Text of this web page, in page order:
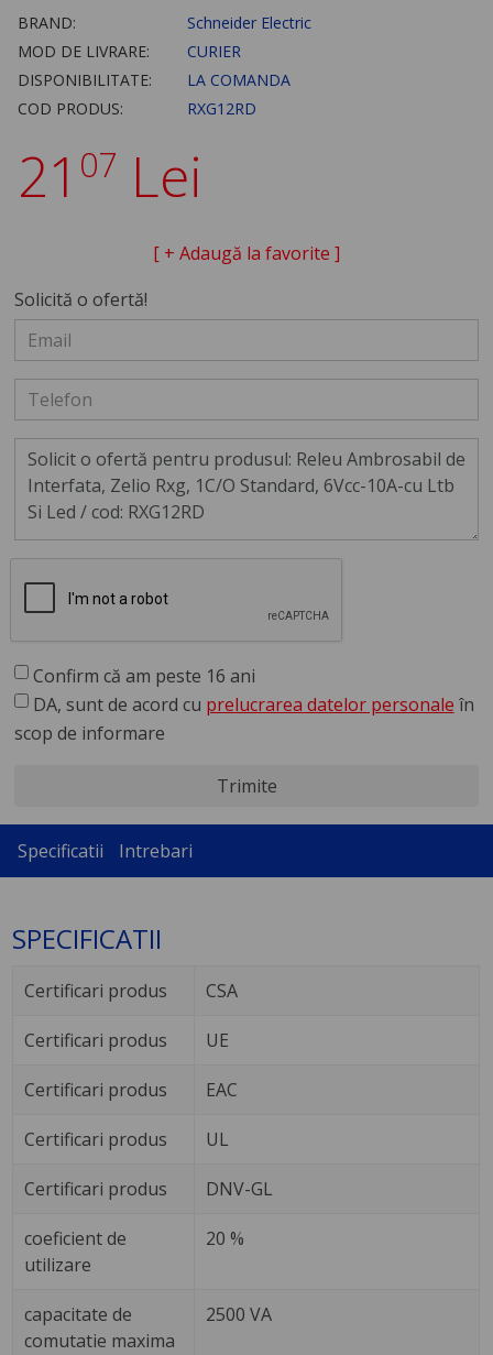
BRAND:
Schneider Electric
MOD DE LIVRARE:
CURIER
DISPONIBILITATE:
LA COMANDA
COD PRODUS:
RXG12RD
21 07 Lei
[ + Adaugă la favorite ]
Solicită o ofertă!
Confirm că am peste 16 ani
DA, sunt de acord cu prelucrarea datelor personale în
scop de informare
Trimite
Specificatii Intrebari
SPECIFICATII
Certificari produs CSA
Certificari produs UE
Certificari produs EAC
Certificari produs UL
Certificari produs DNV-GL
coeficient de
utilizare
20 %
capacitate de
comutatie maxima
2500 VA